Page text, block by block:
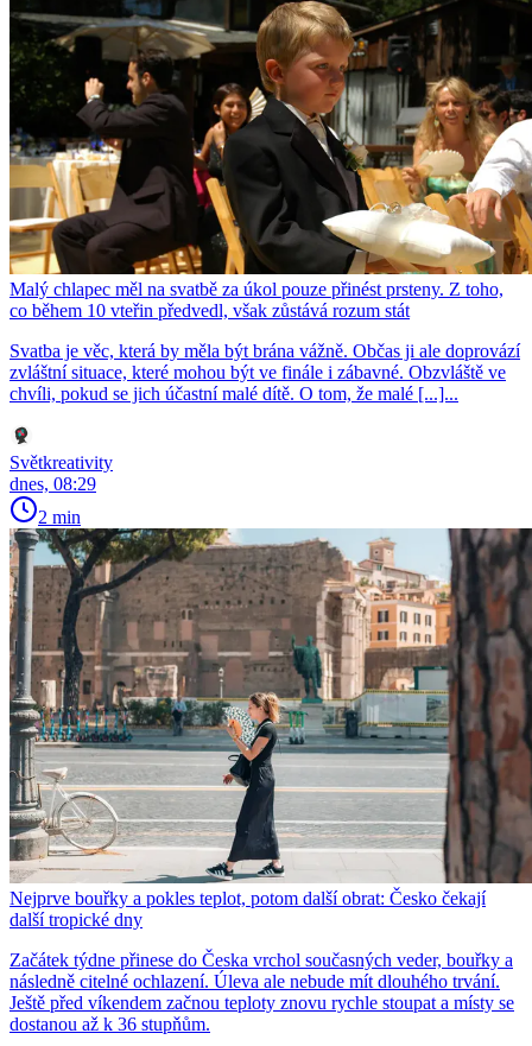
Malý chlapec měl na svatbě za úkol pouze přinést prsteny. Z toho,
co během 10 vteřin předvedl, však zůstává rozum stát
Svatba je věc, která by měla být brána vážně. Občas ji ale doprovází
zvláštní situace, které mohou být ve finále i zábavné. Obzvláště ve
chvíli, pokud se jich účastní malé dítě. O tom, že malé [...]...
Světkreativity
dnes, 08:29
2 min
Nejprve bouřky a pokles teplot, potom další obrat: Česko čekají
další tropické dny
Začátek týdne přinese do Česka vrchol současných veder, bouřky a
následně citelné ochlazení. Úleva ale nebude mít dlouhého trvání.
Ještě před víkendem začnou teploty znovu rychle stoupat a místy se
dostanou až k 36 stupňům.